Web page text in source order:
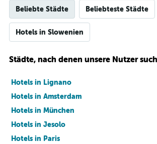
Beliebte Städte Beliebteste Städte
Hotels in Slowenien
Städte, nach denen unsere Nutzer
Hotels in Lignano
Hotels in Amsterdam
Hotels in München
Hotels in Jesolo
Hotels in Paris